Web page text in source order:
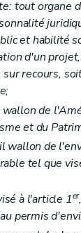
en ce qui concerne la prevention et la
Objectifs
tout organe
et habilité
d'un
recours,
wallon de
et du
wallon de
tel que
à l'article 1er
permis